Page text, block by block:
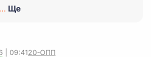
Ще
| 09:4120-ОПП